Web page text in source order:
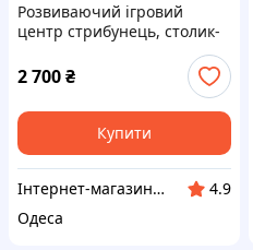
Розвиваючий ігровий
центр стрибунець, столик-
LEGO та крутиться сидіння
(рожевий)
2 700₴
Купити
Інтернет-магазин дитячих товарів та іграшок Kids_play_shop
4.9
Одеса